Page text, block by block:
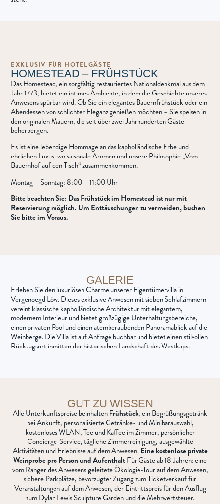
EXKLUSIV FÜR HOTELGÄSTE
HOMESTEAD – FRÜHSTÜCK
Das Homestead, ein sorgfältig restauriertes Nationaldenkmal aus dem
Jahr 1773, bietet ein intimes Ambiente, in dem die Geschichte unseres
Anwesens spürbar wird. Ob Sie ein elegantes Bauernfrühstück oder ein
Abendessen von schlichter Eleganz genießen möchten – Sie speisen in
den originalen Mauern, die seit über zwei Jahrhunderten Gäste
beherbergen.
Es ist eine lebendige Hommage an das kapholländische Erbe und
ehrlichen Luxus, wo saisonale Aromen und unsere Philosophie „Vom
Bauernhof auf den Tisch“ zusammenkommen.
Montag – Sonntag: 8:00 – 11:00 Uhr
Bitte beachten Sie: Das Frühstück im Homestead ist nur mit
Reservierung möglich. Um Enttäuschungen zu vermeiden, buchen
Sie bitte im Voraus.
GALERIE
Erleben Sie den luxuriösen Charme unserer Eigentümervilla in
Vergenoegd Löw. Dieses exklusive Anwesen mit sieben Schlafzimmern
vereint klassische kapholländische Architektur mit elegantem,
modernem Interieur und bietet großzügige Unterhaltungsbereiche,
einen privaten Pool und einen atemberaubenden Panoramablick auf die
Weinberge. Die Villa ist auf Anfrage buchbar und bietet einen stilvollen
Rückzugsort inmitten der historischen Landschaft des Westkaps.
GUT ZU WISSEN
Alle Unterkunftspreise beinhaltenFrühstück, ein Begrüßungsgetränk
bei Ankunft, personalisierte Getränke- und Minibarauswahl,
kostenloses WLAN, Tee und Kaffee im Zimmer, persönlicher
Concierge-Service, tägliche Zimmerreinigung, ausgewählte
Aktivitäten und Erlebnisse auf dem Anwesen, Eine kostenlose private
Weinprobe pro Person und AufenthaltFür Gäste ab 18 Jahren: eine
vom Ranger des Anwesens geleitete Ökologie-Tour auf dem Anwesen,
sichere Parkplätze, bevorzugter Zugang zum Ticketverkauf für
Veranstaltungen auf dem Anwesen, der Eintrittspreis für den Ausflug
zum Dylan Lewis Sculpture Garden und die Mehrwertsteuer.